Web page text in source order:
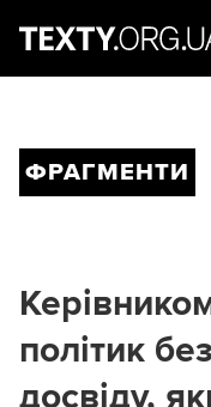
ФРАГМЕНТИ
політик
досвіду,